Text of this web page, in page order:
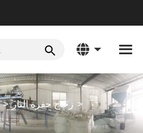
زجاج حفرة النار